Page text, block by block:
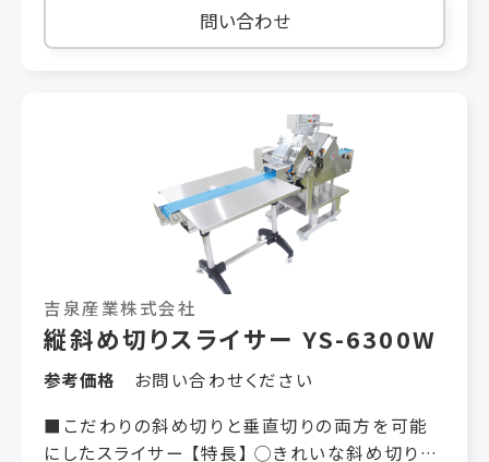
まな板・ハサミ構造 食材を「まな板の上で固定
し」、「ハサミで切るように引きながら切る」カット
仕様だと、アタッチメントを交換すればスライス・
角切り・千切りが1台で行えます。 【用途】 野菜全
般： ネギ、きゅうり、人参、キャベツ、ピーマン、レタ
ス等 漬物全般： 沢庵、つぼ漬け、奈良漬、野沢
菜、かぶ、生姜等 その他： こんにゃく、薄あげ、玉
子焼、かまぼこ、その他各種食材・総菜 【オプショ
ン】 ・角切り兼用部品・千切り兼用部品・テーブル
付き排出コンベア など 【機械仕様】 機械寸法：
巾：820 長さ：1145 高さ：1390（㎜） カット寸
法： 0〜80㎜ 投入寸法： 巾：130 高さ：
100（㎜） 電動機： 3相 200V 800W 安全装
置： 近接センサー3カ所
問い合わせ
吉泉産業株式会社
縦斜め切りスライサー YS-6300W
参考価格
お問い合わせください
■こだわりの斜め切りと垂直切りの両方を可能
にしたスライサー 【特長】 ◯きれいな斜め切りを